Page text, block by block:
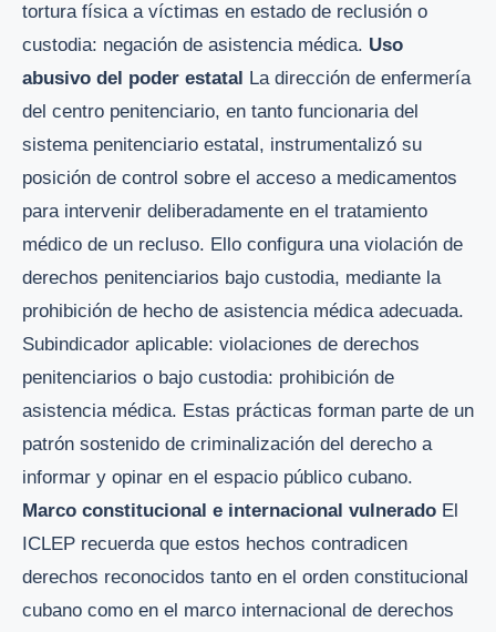
tortura física a víctimas en estado de reclusión o
custodia: negación de asistencia médica. Uso
abusivo del poder estatal
La dirección de enfermería
del centro penitenciario, en tanto funcionaria del
sistema penitenciario estatal, instrumentalizó su
posición de control sobre el acceso a medicamentos
para intervenir deliberadamente en el tratamiento
médico de un recluso. Ello configura una violación de
derechos penitenciarios bajo custodia, mediante la
prohibición de hecho de asistencia médica adecuada.
Subindicador aplicable: violaciones de derechos
penitenciarios o bajo custodia: prohibición de
asistencia médica. Estas prácticas forman parte de un
patrón sostenido de criminalización del derecho a
informar y opinar en el espacio público cubano.
Marco constitucional e internacional vulnerado El
ICLEP recuerda que estos hechos contradicen
derechos reconocidos tanto en el orden constitucional
cubano como en el marco internacional de derechos